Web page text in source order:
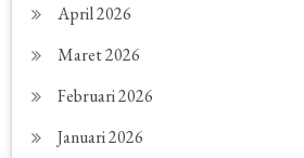
April 2026
Maret 2026
Februari 2026
Januari 2026